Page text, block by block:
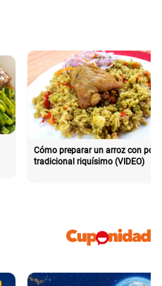
Cómo preparar un arroz con pollo
tradicional riquísimo (VIDEO)